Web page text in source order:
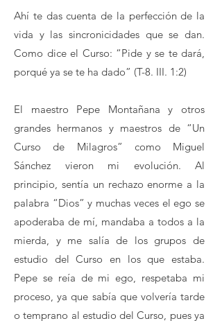
Ahí te das cuenta de la perfección de la
vida y las sincronicidades que se dan.
Como dice el Curso: “Pide y se te dará,
porqué ya se te ha dado” (T-8. III. 1:2)
El maestro Pepe Montañana y otros
grandes hermanos y maestros de “Un
Curso de Milagros” como Miguel
Sánchez vieron mi evolución. Al
principio, sentía un rechazo enorme a la
palabra “Dios” y muchas veces el ego se
apoderaba de mí, mandaba a todos a la
mierda, y me salía de los grupos de
estudio del Curso en los que estaba.
Pepe se reía de mi ego, respetaba mi
proceso, ya que sabía que volvería tarde
o temprano al estudio del Curso, pues ya